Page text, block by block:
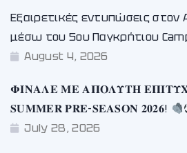
Εξαιρετικές εντυπώσεις στον
μέσω του 5ου Παγκρήτιου
August 4, 2026
𝚽𝚰𝚴𝚨𝚲𝚬 𝚳𝚬 𝚨𝚷𝚶𝚲𝚼𝚻𝚮
𝐒𝐔𝐌𝐌𝐄𝐑 𝐏𝐑𝐄-𝐒𝐄𝐀𝐒𝐎𝐍 𝟐𝟎𝟐𝟔!
July 28, 2026